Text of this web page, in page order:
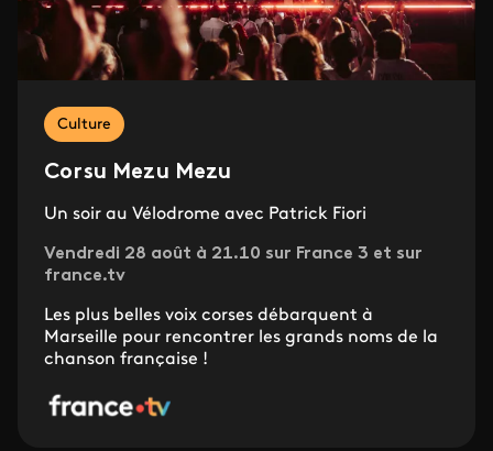
Culture
Corsu Mezu Mezu
Un soir au Vélodrome avec Patrick Fiori
Vendredi 28 août à 21.10 sur France 3 et sur
france.tv
Les plus belles voix corses débarquent à
Marseille pour rencontrer les grands noms de la
chanson française !